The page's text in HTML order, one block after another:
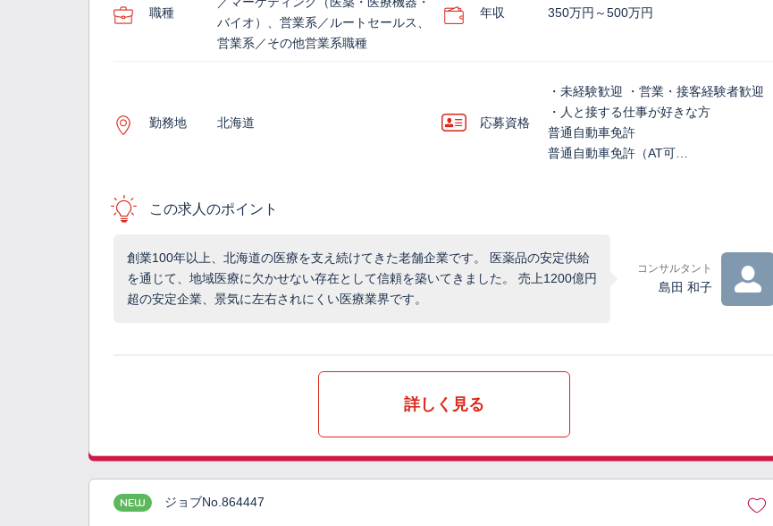
職種
バイオ）、営業系／ルートセールス、
営業系／その他営業系職種
年収 350万円～500万円
勤務地 北海道 応募資格
・未経験歓迎 ・営業・接客経験者歓迎
・人と接する仕事が好きな方
普通自動車免許
普通自動車免許（AT可…
この求人のポイント
創業100年以上、北海道の医療を支え続けてきた老舗企業です。 医薬品の安定供給
を通じて、地域医療に欠かせない存在として信頼を築いてきました。 売上1200億円
超の安定企業、景気に左右されにくい医療業界です。
コンサルタント
島田 和子
詳しく見る
NEW ジョブNo.864447